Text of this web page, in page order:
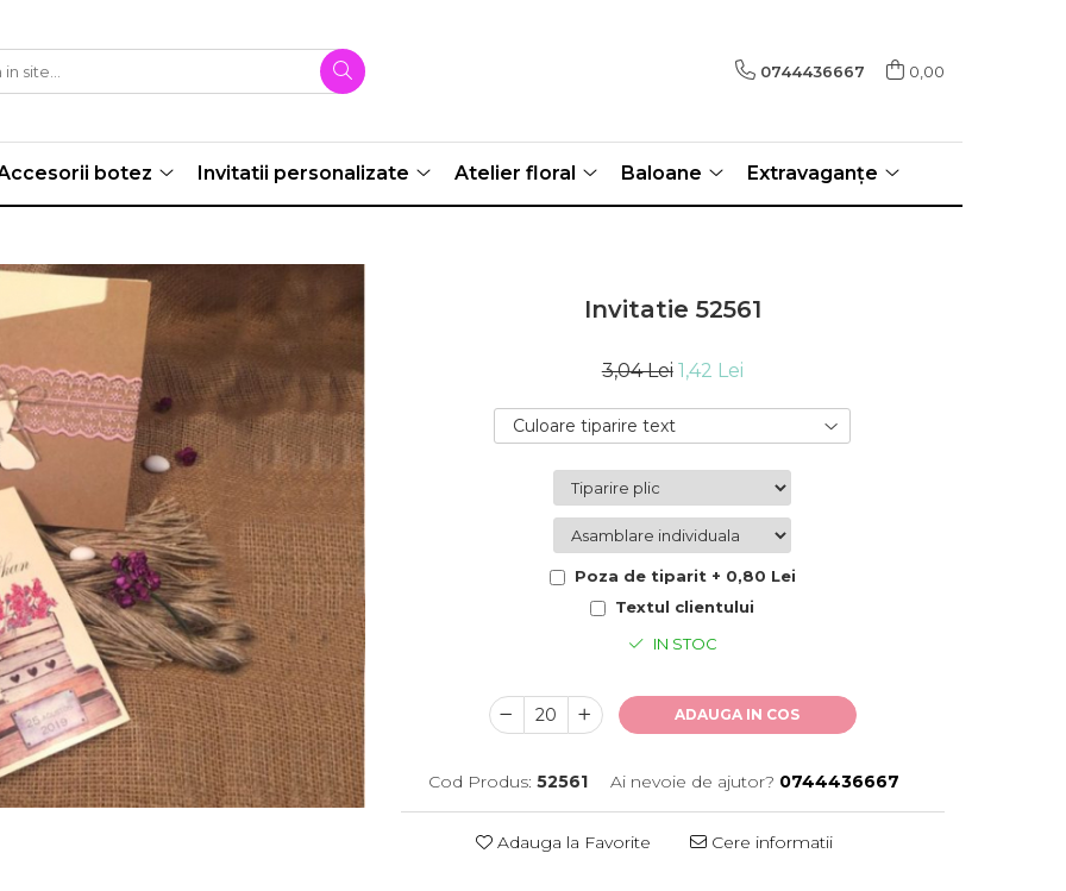
0744436667 0,00
botez Invitatii personalizate Atelier floral Baloane Extravaganțe
Invitatie 52561
3,04 Lei 1,42 Lei
Culoare tiparire text
Poza de tiparit + 0,80 Lei
Textul clientului
IN STOC
ADAUGA IN COS
Cod Produs: 52561 Ai nevoie de ajutor? 0744436667
Adauga la Favorite Cere informatii